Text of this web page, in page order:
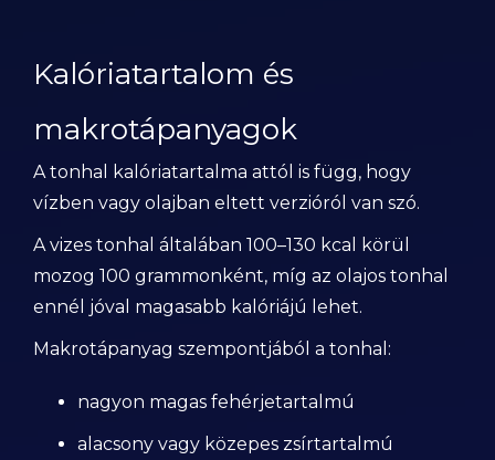
Kalóriatartalom és
makrotápanyagok
A tonhal kalóriatartalma attól is függ, hogy
vízben vagy olajban eltett verzióról van szó.
A vizes tonhal általában 100–130 kcal körül
mozog 100 grammonként, míg az olajos tonhal
ennél jóval magasabb kalóriájú lehet.
Makrotápanyag szempontjából a tonhal:
nagyon magas fehérjetartalmú
alacsony vagy közepes zsírtartalmú